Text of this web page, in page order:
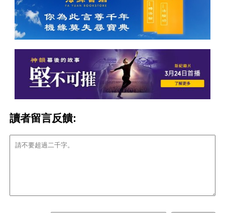
讀者留言反饋: